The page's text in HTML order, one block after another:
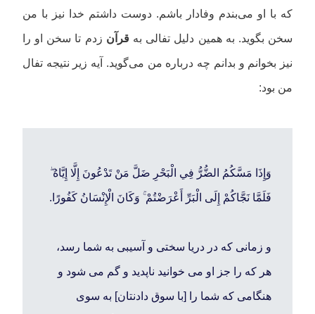
که با او می‌بندم وفادار باشم. دوست داشتم خدا نیز با من
سخن بگوید. به همین دلیل تفالی بهقرآنزدم تا سخن او را
نیز بخوانم و بدانم چه درباره من می‌گوید. آیه زیر نتیجه تفال
من بود:
وَإِذَا مَسَّكُمُ الضُّرُّ فِي الْبَحْرِ ضَلَّ مَنْ تَدْعُونَ إِلَّا إِيَّاهُ ۖ
فَلَمَّا نَجَّاكُمْ إِلَى الْبَرِّ أَعْرَضْتُمْ ۚ وَكَانَ الْإِنْسَانُ كَفُورًا.
و زمانی که در دریا سختی و آسیبی به شما رسد،
هر که را جز او می خوانید ناپدید و گم می شود و
هنگامی که شما را [با سوق دادنتان] به سوی